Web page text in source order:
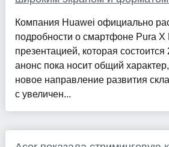
Компания Huawei официально
подробности о смартфоне Pura X
презентацией, которая
анонс пока носит общий
новое направление развития
с увеличен...